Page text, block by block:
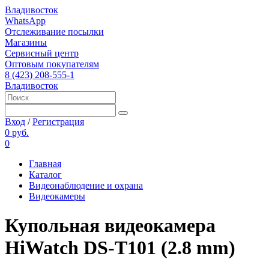
Владивосток
WhatsApp
Отслеживание посылки
Магазины
Сервисный центр
Оптовым покупателям
8 (423) 208-555-1
Владивосток
Вход /Регистрация
0 руб.
0
Главная
Каталог
Видеонаблюдение и охрана
Видеокамеры
Купольная видеокамера
HiWatch DS-T101 (2.8 mm)